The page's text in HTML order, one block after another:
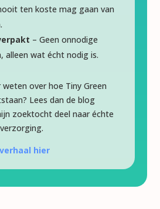
ten koste mag gaan van
– Geen onnodige
alleen wat écht nodig is.
weten over hoe Tiny Green
Lees dan de blog
zoektocht deel naar échte
hier